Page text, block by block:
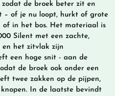
de broek beter zit en
– of je nu loopt, hurkt of grote
of in het bos. Het materiaal is
Silent met een zachte,
en het zitvlak zijn
een hoge snit - aan de
de broek ook onder een
twee zakken op de pijpen,
In de laatste bevindt